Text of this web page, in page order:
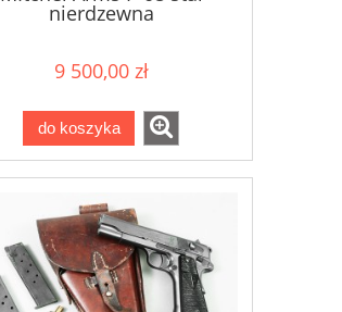
nierdzewna
9 500,00 zł
do koszyka